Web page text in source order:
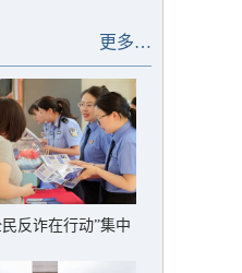
更多…
民反诈在行动”集中